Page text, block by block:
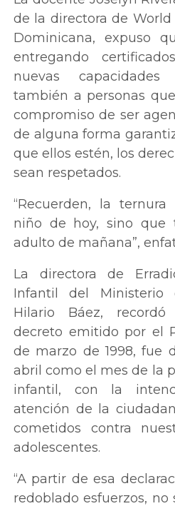
de la directora de
Dominicana, expuso
entregando
nuevas capacidades
también a personas
compromiso de ser
de alguna forma
que ellos estén, los
sean respetados.
“Recuerden, la
niño de hoy, sino que
adulto de mañana”,
La directora de
Infantil del Ministerio
Hilario Báez,
decreto emitido por el
de marzo de 1998, fue
abril como el mes de la
infantil, con la
atención de la
cometidos contra
adolescentes.
“A partir de esa
redoblado esfuerzos, no